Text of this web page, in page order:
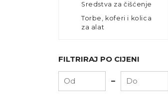
Sredstva za čišćenje
Torbe, koferi i kolica
za alat
FILTRIRAJ PO CIJENI
-